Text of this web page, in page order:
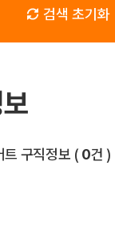
검색 초기화
트 구직정보 전체 목록
( 0건 )